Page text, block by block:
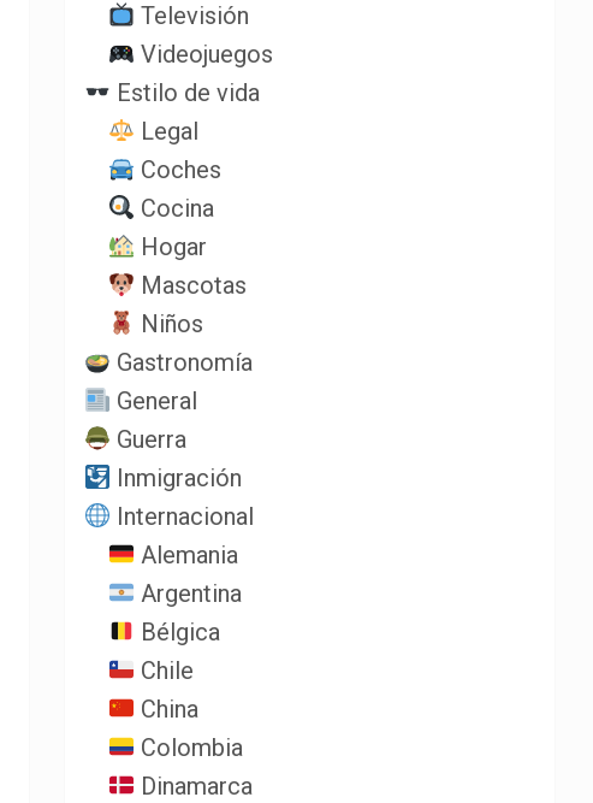
Televisión
Videojuegos
Estilo de vida
Legal
Coches
Cocina
Hogar
Mascotas
Niños
Gastronomía
General
Guerra
Inmigración
Internacional
Alemania
Argentina
Bélgica
Chile
China
Colombia
Dinamarca